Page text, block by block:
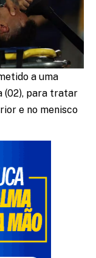
a uma
(02), para tratar
e no menisco